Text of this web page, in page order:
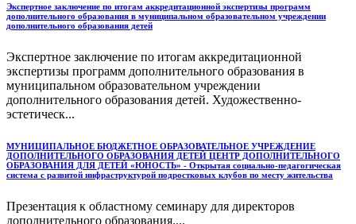
Экспертное заключение по итогам аккредитационной экспертизы программ
дополнительного образования в муниципальном образовательном учреждении
дополнительного образования детей
Экспертное заключение по итогам аккредитационной
экспертизы программ дополнительного образования в
муниципальном образовательном учреждении
дополнительного образования детей. Художественно-
эстетическ...
МУНИЦИПАЛЬНОЕ БЮДЖЕТНОЕ ОБРАЗОВАТЕЛЬНОЕ УЧРЕЖДЕНИЕ
ДОПОЛНИТЕЛЬНОГО ОБРАЗОВАНИЯ ДЕТЕЙ ЦЕНТР ДОПОЛНИТЕЛЬНОГО
ОБРАЗОВАНИЯ ДЛЯ ДЕТЕЙ «ЮНОСТЬ» - Открытая социально-педагогическая
система с развитой инфраструктурой подростковых клубов по месту жительства
Презентация к областному семинару для директоров
дополнительного образования....